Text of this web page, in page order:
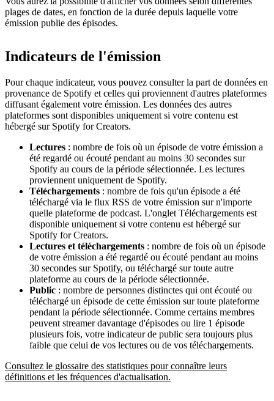
plages de dates, en fonction de la durée depuis laquelle votre
émission publie des épisodes.
Indicateurs de l'émission
Pour chaque indicateur, vous pouvez consulter la part de données en
provenance de Spotify et celles qui proviennent d'autres plateformes
diffusant également votre émission. Les données des autres
plateformes sont disponibles uniquement si votre contenu est
hébergé sur Spotify for Creators.
Lectures : nombre de fois où un épisode de votre émission a
été regardé ou écouté pendant au moins 30 secondes sur
Spotify au cours de la période sélectionnée. Les lectures
proviennent uniquement de Spotify.
Téléchargements : nombre de fois qu'un épisode a été
téléchargé via le flux RSS de votre émission sur n'importe
quelle plateforme de podcast. L'onglet Téléchargements est
disponible uniquement si votre contenu est hébergé sur
Spotify for Creators.
Lectures et téléchargements : nombre de fois où un épisode
de votre émission a été regardé ou écouté pendant au moins
30 secondes sur Spotify, ou téléchargé sur toute autre
plateforme au cours de la période sélectionnée.
Public : nombre de personnes distinctes qui ont écouté ou
téléchargé un épisode de cette émission sur toute plateforme
pendant la période sélectionnée. Comme certains membres
peuvent streamer davantage d'épisodes ou lire 1 épisode
plusieurs fois, votre indicateur de public sera toujours plus
faible que celui de vos lectures ou de vos téléchargements.
Consultez le glossaire des statistiques pour connaître leurs
définitions et les fréquences d'actualisation.